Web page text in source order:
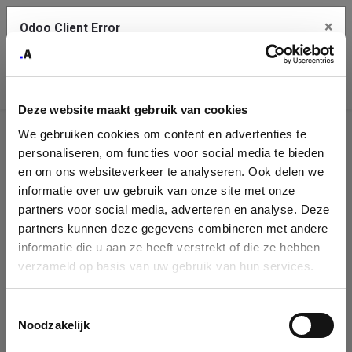
Deze website maakt gebruik van cookies
We gebruiken cookies om content en advertenties te
personaliseren, om functies voor social media te bieden
en om ons websiteverkeer te analyseren. Ook delen we
informatie over uw gebruik van onze site met onze
partners voor social media, adverteren en analyse. Deze
partners kunnen deze gegevens combineren met andere
informatie die u aan ze heeft verstrekt of die ze hebben
verzameld op basis van uw gebruik van hun services.
Noodzakelijk
Company
Identification
Please fill in your company details
You can search a company in our database by name, VAT or
enterprise ID. When a company is selected it will auto-complete the
form. If you don't find your company in our database, you can create
Odoo Client Error ×
service.
See details
Ok